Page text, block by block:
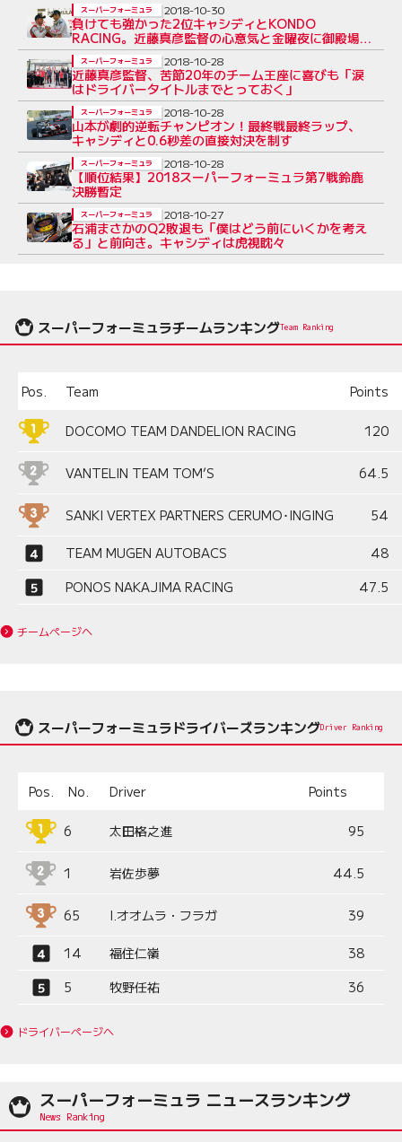
負けても強かった2位キャシディとKONDO
RACING。近藤真彦監督の心意気と金曜夜に御殿場に
取りに行ったホイール
スーパーフォーミュラ 2018-10-30
近藤真彦監督、苦節20年のチーム王座に喜びも「涙
はドライバータイトルまでとっておく」
スーパーフォーミュラ 2018-10-28
山本が劇的逆転チャンピオン！最終戦最終ラップ、
キャシディと0.6秒差の直接対決を制す
スーパーフォーミュラ 2018-10-28
【順位結果】2018スーパーフォーミュラ第7戦鈴鹿
決勝暫定
スーパーフォーミュラ 2018-10-28
石浦まさかのQ2敗退も「僕はどう前にいくかを考え
る」と前向き。キャシディは虎視眈々
スーパーフォーミュラ 2018-10-27
スーパーフォーミュラチームランキングTeam Ranking
Pos. Team Points
DOCOMO TEAM DANDELION RACING 120
VANTELIN TEAM TOM’S 64.5
SANKI VERTEX PARTNERS CERUMO･INGING 54
TEAM MUGEN AUTOBACS
48
PONOS NAKAJIMA RACING
47.5
チームページへ
スーパーフォーミュラドライバーズランキングDriver Ranking
Pos. No. Driver Points
6 太田格之進 95
1 岩佐歩夢 44.5
65 I.オオムラ・フラガ 39
14 福住仁嶺
38
5
牧野任祐 36
ドライバーページへ
スーパーフォーミュラ ニュースランキング